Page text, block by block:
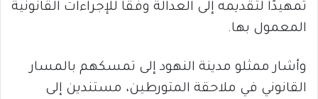
تمهيدًا لتقديمه إلى العدالة وفقًا للإجراءات القانونية
المعمول بها.
وأشار ممثلو مدينة النهود إلى تمسكهم بالمسار
القانوني في ملاحقة المتورطين، مستندين إلى